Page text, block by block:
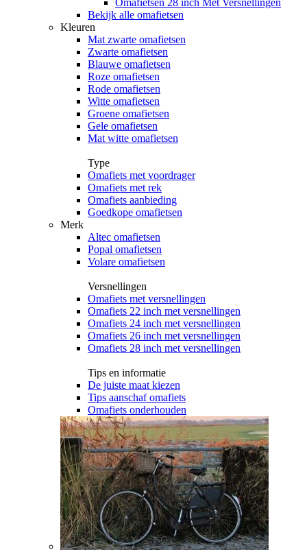
Omafietsen 28 inch Met Versnellingen
Bekijk alle omafietsen
Kleuren
Mat zwarte omafietsen
Zwarte omafietsen
Blauwe omafietsen
Roze omafietsen
Rode omafietsen
Witte omafietsen
Groene omafietsen
Gele omafietsen
Mat witte omafietsen
Type
Omafiets met voordrager
Omafiets met rek
Omafiets aanbieding
Goedkope omafietsen
Merk
Altec omafietsen
Popal omafietsen
Volare omafietsen
Versnellingen
Omafiets met versnellingen
Omafiets 22 inch met versnellingen
Omafiets 24 inch met versnellingen
Omafiets 26 inch met versnellingen
Omafiets 28 inch met versnellingen
Tips en informatie
De juiste maat kiezen
Tips aanschaf omafiets
Omafiets onderhouden